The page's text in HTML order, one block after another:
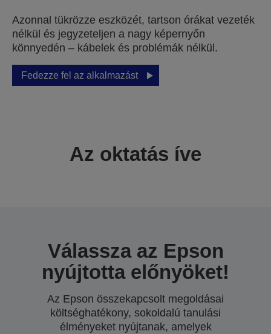
Azonnal tükrözze eszközét, tartson órákat vezeték
nélkül és jegyzeteljen a nagy képernyőn
könnyedén – kábelek és problémák nélkül.
Fedezze fel az alkalmazást
Az oktatás íve
Válassza az Epson
nyújtotta előnyöket!
Az Epson összekapcsolt megoldásai
költséghatékony, sokoldalú tanulási
élményeket nyújtanak, amelyek